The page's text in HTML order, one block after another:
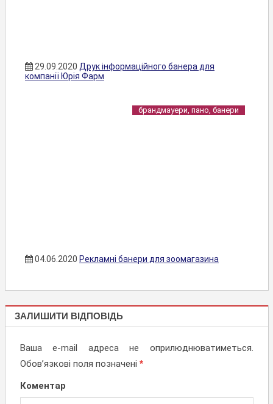
29.09.2020 Друк інформаційного банера для
компанії Юрія Фарм
брандмауери, пано, банери
04.06.2020 Рекламні банери для зоомагазина
БРАНДМАУЕРИ,
ПАНО, БАНЕРИ
ЗАЛИШИТИ ВІДПОВІДЬ
Ваша e-mail адреса не оприлюднюватиметься.
Обов’язкові поля позначені *
Коментар